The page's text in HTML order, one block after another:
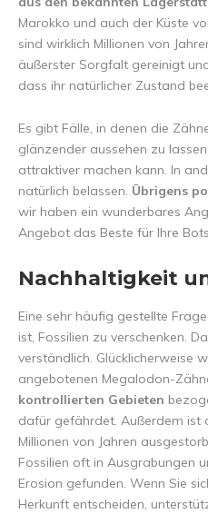
Marokko und auch der Küste
sind wirklich Millionen von
äußerster Sorgfalt gereinigt
dass ihr natürlicher Zustand
Es gibt Fälle, in denen die
glänzender aussehen zu
attraktiver machen kann. In
natürlich belassen. Übrigens
wir haben ein wunderbares
Angebot das Beste für Ihre
Nachhaltigkeit
Eine sehr häufig gestellte
ist, Fossilien zu verschenken.
verständlich. Glücklicherweise
angebotenen Megalodon-
kontrollierten Gebieten
dafür gefährdet. Außerdem ist
Millionen von Jahren
Fossilien oft in Ausgrabungen
Erosion gefunden. Wenn Sie
Herkunft entscheiden,